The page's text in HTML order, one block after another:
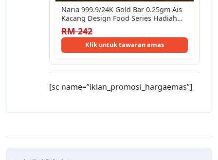
Naria 999.9/24K Gold Bar 0.25gm Ais
Kacang Design Food Series Hadiah
Untuk…
RM 242
Klik untuk tawaran emas
[sc name=”iklan_promosi_hargaemas”]